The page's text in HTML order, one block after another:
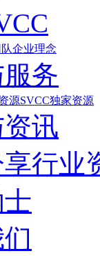
企业理念
务
源SVCC独家资源
讯
行业